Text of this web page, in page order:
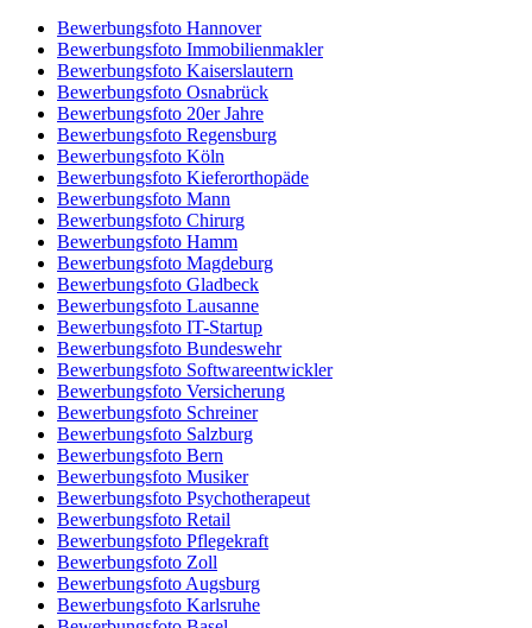
Bewerbungsfoto Hannover
Bewerbungsfoto Immobilienmakler
Bewerbungsfoto Kaiserslautern
Bewerbungsfoto Osnabrück
Bewerbungsfoto 20er Jahre
Bewerbungsfoto Regensburg
Bewerbungsfoto Köln
Bewerbungsfoto Kieferorthopäde
Bewerbungsfoto Mann
Bewerbungsfoto Chirurg
Bewerbungsfoto Hamm
Bewerbungsfoto Magdeburg
Bewerbungsfoto Gladbeck
Bewerbungsfoto Lausanne
Bewerbungsfoto IT-Startup
Bewerbungsfoto Bundeswehr
Bewerbungsfoto Softwareentwickler
Bewerbungsfoto Versicherung
Bewerbungsfoto Schreiner
Bewerbungsfoto Salzburg
Bewerbungsfoto Bern
Bewerbungsfoto Musiker
Bewerbungsfoto Psychotherapeut
Bewerbungsfoto Retail
Bewerbungsfoto Pflegekraft
Bewerbungsfoto Zoll
Bewerbungsfoto Augsburg
Bewerbungsfoto Karlsruhe